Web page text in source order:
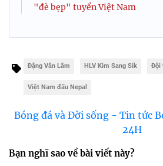
"đè bẹp" tuyển Việt Nam
Đặng Văn Lâm HLV Kim Sang Sik Đội
Việt Nam đấu Nepal
Bóng đá và Đời sống - Tin tức
24H
Bạn nghĩ sao về bài viết này?